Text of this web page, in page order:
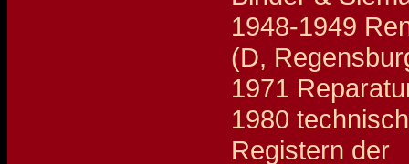
1948-1949
(D,
1971
1980
Registern der